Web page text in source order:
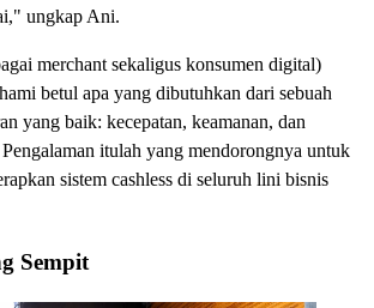
ungkap Ani.
merchant sekaligus konsumen digital)
betul apa yang dibutuhkan dari sebuah
yang baik: kecepatan, keamanan, dan
itulah yang mendorongnya untuk
sistem cashless di seluruh lini bisnis
Sempit